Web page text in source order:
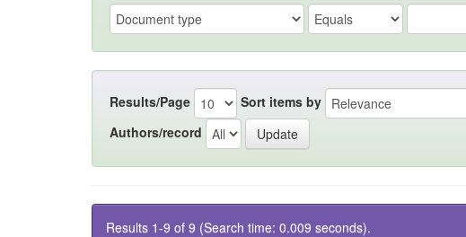
Results/Page Sort items by
Authors/record
Results 1-9 of 9 (Search time: 0.009 seconds).